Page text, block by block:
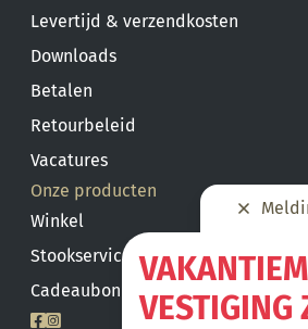
VESTIGING
Levertijd & verzendkosten
Downloads
Betalen
Retourbeleid
Vacatures
Onze producten
Winkel
Stookservice
Cadeaubon saldo